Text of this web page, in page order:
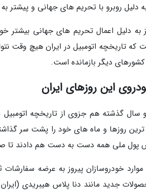
دلیل روبرو با تحریم های جهانی و پیشتر
به دلیل اعمال تحریم های جهانی
که تاریخچه اتومبیل در ایران هیچ وقت
کشورهای دیگر بازمانده است.
این روزهای ایران
سال گذشته هم جزوی از تاریخچه
ترین روزها و ماه های خود را پشت سر
پول ملی همه دست به دست هم دادند تا
خودروسازان پیروز به عرضه
جدید مانند دنا پلاس هیبریدی